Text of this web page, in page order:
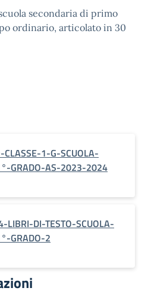
secondaria di primo
ordinario, articolato in 30
CLASSE-1-G-SCUOLA-
GRADO-AS-2023-2024
DI-TESTO-SCUOLA-
GRADO-2